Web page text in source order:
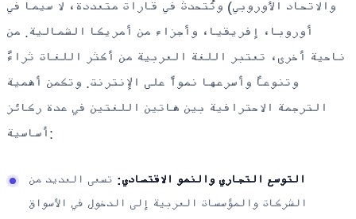
والاتحاد الأوروبي) وتُتحدث في قارات متعددة، لا سيما في
أوروبا، إفريقيا، وأجزاء من أمريكا الشمالية. من
ناحية أخرى، تعتبر اللغة العربية من أكثر اللغات ثراءً
وتنوعاً وأسرعها نمواً على الإنترنت. وتكمن أهمية
الترجمة الاحترافية بين هاتين اللغتين في عدة ركائز
أساسية:
التوسع التجاري والنمو الاقتصادي: تسعى العديد من
الشركات والمؤسسات العربية إلى الدخول في الأسواق